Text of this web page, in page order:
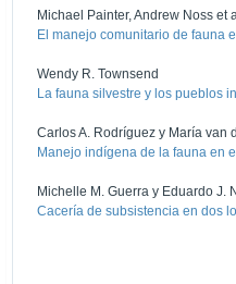
Michael Painter, Andrew Noss et
El manejo comunitario de fauna
Wendy R. Townsend
La fauna silvestre y los pueblos
Carlos A. Rodríguez y María van
Manejo indígena de la fauna en
Michelle M. Guerra y Eduardo J.
Cacería de subsistencia en dos